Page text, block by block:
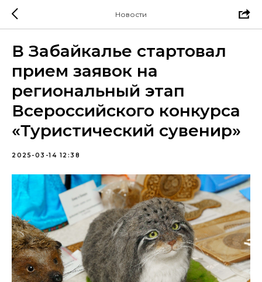
Новости
В Забайкалье стартовал
прием заявок на
региональный этап
Всероссийского конкурса
«Туристический сувенир»
2025-03-14 12:38